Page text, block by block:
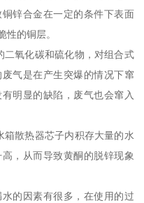
锌合金在一定的条件下表面
性的铜层。
二氧化碳和硫化物，对组合式
气是在产生突爆的情况下窜
明显的缺陷，废气也会窜入
箱散热器芯子内积存大量的水
，从而导致黄酮的脱锌现象
的因素有很多，在使用的过